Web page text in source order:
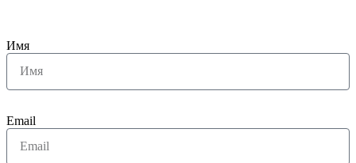
Имя
Email